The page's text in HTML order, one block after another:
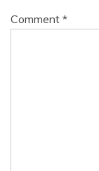
Comment *